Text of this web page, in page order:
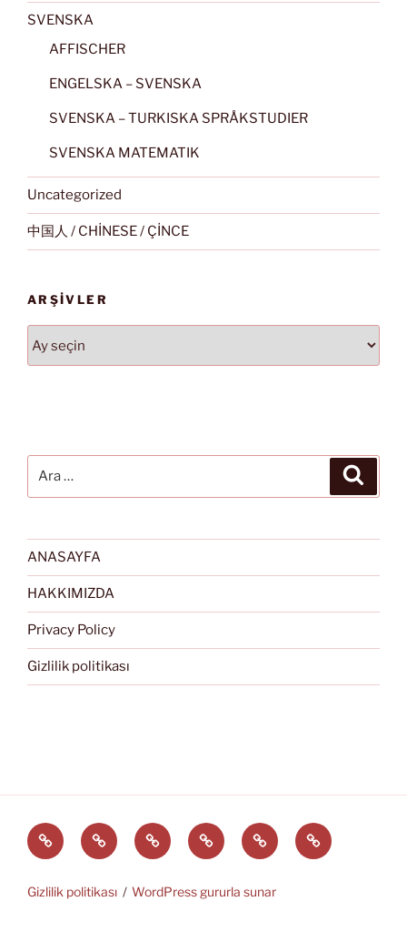
SVENSKA
AFFISCHER
ENGELSKA – SVENSKA
SVENSKA – TURKISKA SPRÅKSTUDIER
SVENSKA MATEMATIK
Uncategorized
中国人 / CHİNESE / ÇİNCE
ARŞIVLER
ANASAYFA
HAKKIMIZDA
Privacy Policy
Gizlilik politikası
Türkçe English Svenskaالعربية
中
文
EĞİTİM
ARAÇLARI
Gizlilik politikası WordPress gururla sunar